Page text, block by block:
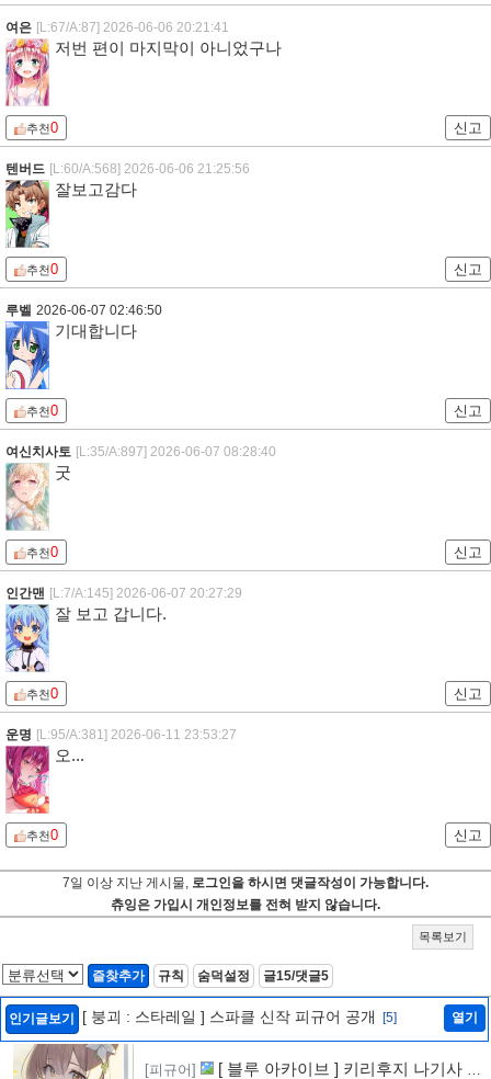
여은 [L:67/A:87] 2026-06-06 20:21:41
저번 편이 마지막이 아니었구나
추천0 신고
텐버드 [L:60/A:568] 2026-06-06 21:25:56
잘보고감다
추천0 신고
루벨 2026-06-07 02:46:50
기대합니다
추천0 신고
여신치사토 [L:35/A:897] 2026-06-07 08:28:40
굿
추천0 신고
인간맨 [L:7/A:145] 2026-06-07 20:27:29
잘 보고 갑니다.
추천0 신고
운명 [L:95/A:381] 2026-06-11 23:53:27
오...
추천0 신고
7일 이상 지난 게시물,
로그인을 하시면 댓글작성이 가능합니다.
츄잉은 가입시 개인정보를 전혀 받지 않습니다.
목록보기
즐찾추가 규칙 숨덕설정 글15/댓글5
인기글보기 [ 붕괴 : 스타레일 ] 스파클 신작 피규어 공개 [5] 열기
[피규어]
[ 블루 아카이브 ] 키리후지 나기사 신